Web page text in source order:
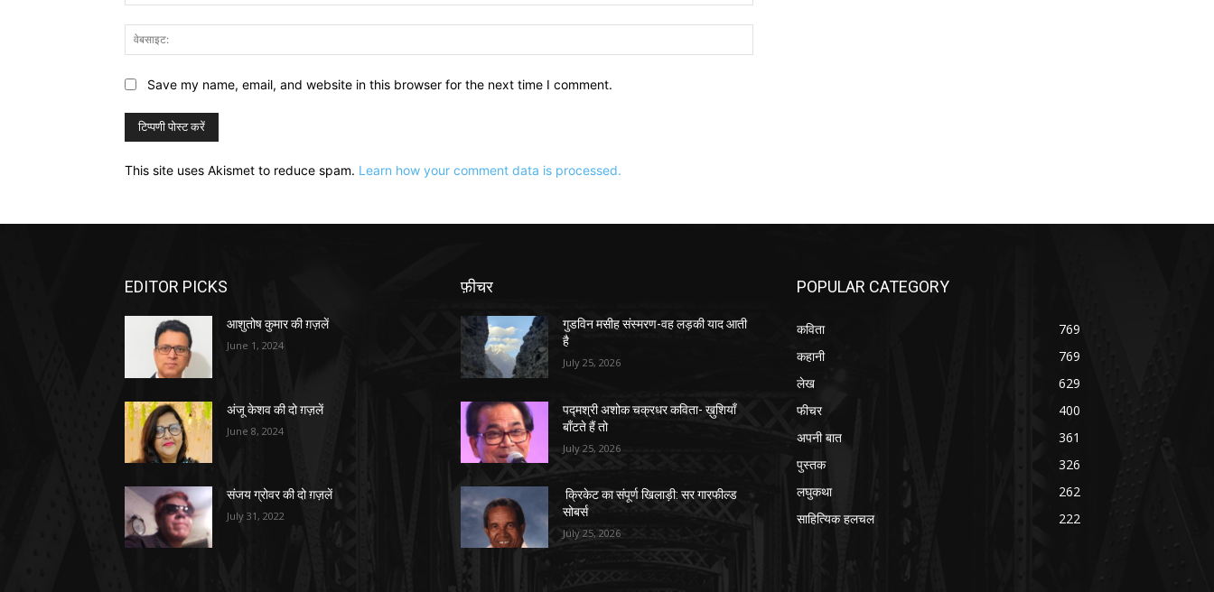
Save my name, email, and website in this browser for the next time I comment.
This site uses Akismet to reduce spam. Learn how your comment data is processed.
EDITOR PICKS
आशुतोष कुमार की ग़ज़लें
June 1, 2024
अंजू केशव की दो ग़ज़लें
June 8, 2024
संजय ग्रोवर की दो ग़ज़लें
July 31, 2022
फ़ीचर
गुडविन मसीह संस्मरण-वह लड़की याद आती
है
July 25, 2026
पद्मश्री अशोक चक्रधर कविता- ख़ुशियाँ
बाँटते हैं तो
July 25, 2026
क्रिकेट का संपूर्ण खिलाड़ी: सर गारफील्ड
सोबर्स
July 25, 2026
POPULAR CATEGORY
कविता
769
कहानी
769
लेख
629
फीचर
400
अपनी बात
361
पुस्तक
326
लघुकथा
262
साहित्यिक हलचल
222